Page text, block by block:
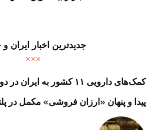
جدیدترین اخبار ایران
کمک‌های دارویی ۱۱ کشور به ایران در دوران جنگ
پیدا و پنهان «ارزان فروشی» مکمل در